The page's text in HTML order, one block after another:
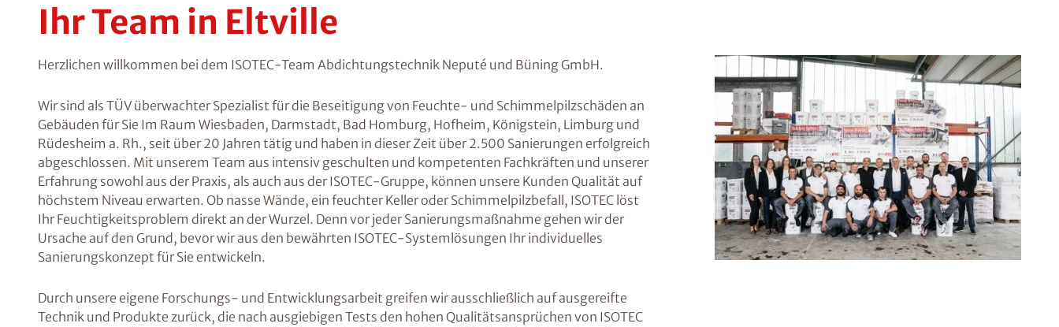
Ihr Team in Eltville
Herzlichen willkommen bei dem ISOTEC-Team Abdichtungstechnik Neputé und Büning GmbH.
Wir sind als TÜV überwachter Spezialist für die Beseitigung von Feuchte- und Schimmelpilzschäden an
Gebäuden für Sie Im Raum Wiesbaden, Darmstadt, Bad Homburg, Hofheim, Königstein, Limburg und
Rüdesheim a. Rh., seit über 20 Jahren tätig und haben in dieser Zeit über 2.500 Sanierungen erfolgreich
abgeschlossen. Mit unserem Team aus intensiv geschulten und kompetenten Fachkräften und unserer
Erfahrung sowohl aus der Praxis, als auch aus der ISOTEC-Gruppe, können unsere Kunden Qualität auf
höchstem Niveau erwarten. Ob nasse Wände, ein feuchter Keller oder Schimmelpilzbefall, ISOTEC löst
Ihr Feuchtigkeitsproblem direkt an der Wurzel. Denn vor jeder Sanierungsmaßnahme gehen wir der
Ursache auf den Grund, bevor wir aus den bewährten ISOTEC-Systemlösungen Ihr individuelles
Sanierungskonzept für Sie entwickeln.
Durch unsere eigene Forschungs- und Entwicklungsarbeit greifen wir ausschließlich auf ausgereifte
Technik und Produkte zurück, die nach ausgiebigen Tests den hohen Qualitätsansprüchen von ISOTEC